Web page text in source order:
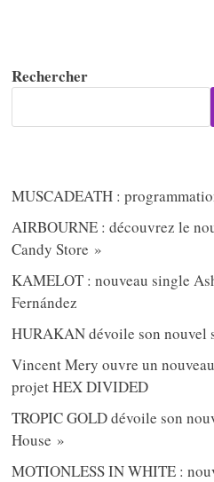
Rechercher
MUSCADEATH :
AIRBOURNE : découvrez le
Candy Store »
KAMELOT : nouveau single
Fernández
HURAKAN dévoile son nouvel
Vincent Mery ouvre un
projet HEX DIVIDED
TROPIC GOLD dévoile son
House »
MOTIONLESS IN WHITE :